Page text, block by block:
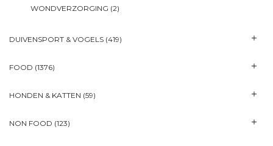
WONDVERZORGING (2)
DUIVENSPORT & VOGELS (419)
FOOD (1376)
HONDEN & KATTEN (59)
NON FOOD (123)